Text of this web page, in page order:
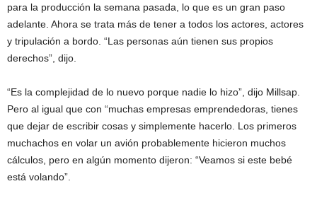
para la producción la semana pasada, lo que es un gran paso
adelante. Ahora se trata más de tener a todos los actores, actores
y tripulación a bordo. “Las personas aún tienen sus propios
derechos”, dijo.
“Es la complejidad de lo nuevo porque nadie lo hizo”, dijo Millsap.
Pero al igual que con “muchas empresas emprendedoras, tienes
que dejar de escribir cosas y simplemente hacerlo. Los primeros
muchachos en volar un avión probablemente hicieron muchos
cálculos, pero en algún momento dijeron: “Veamos si este bebé
está volando”.